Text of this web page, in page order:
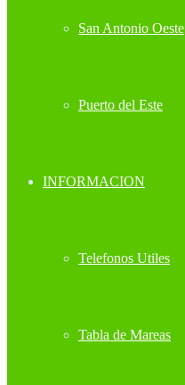
San Antonio Oeste
Puerto del Este
INFORMACION
Telefonos Utiles
Tabla de Mareas